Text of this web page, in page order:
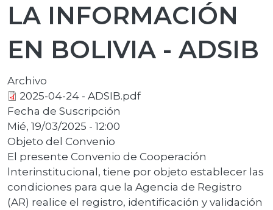
LA INFORMACIÓN
EN BOLIVIA - ADSIB
Archivo
2025-04-24 - ADSIB.pdf
Fecha de Suscripción
Mié, 19/03/2025 - 12:00
Objeto del Convenio
El presente Convenio de Cooperación
lnterinstitucional, tiene por objeto establecer las
condiciones para que la Agencia de Registro
(AR) realice el registro, identificación y validación